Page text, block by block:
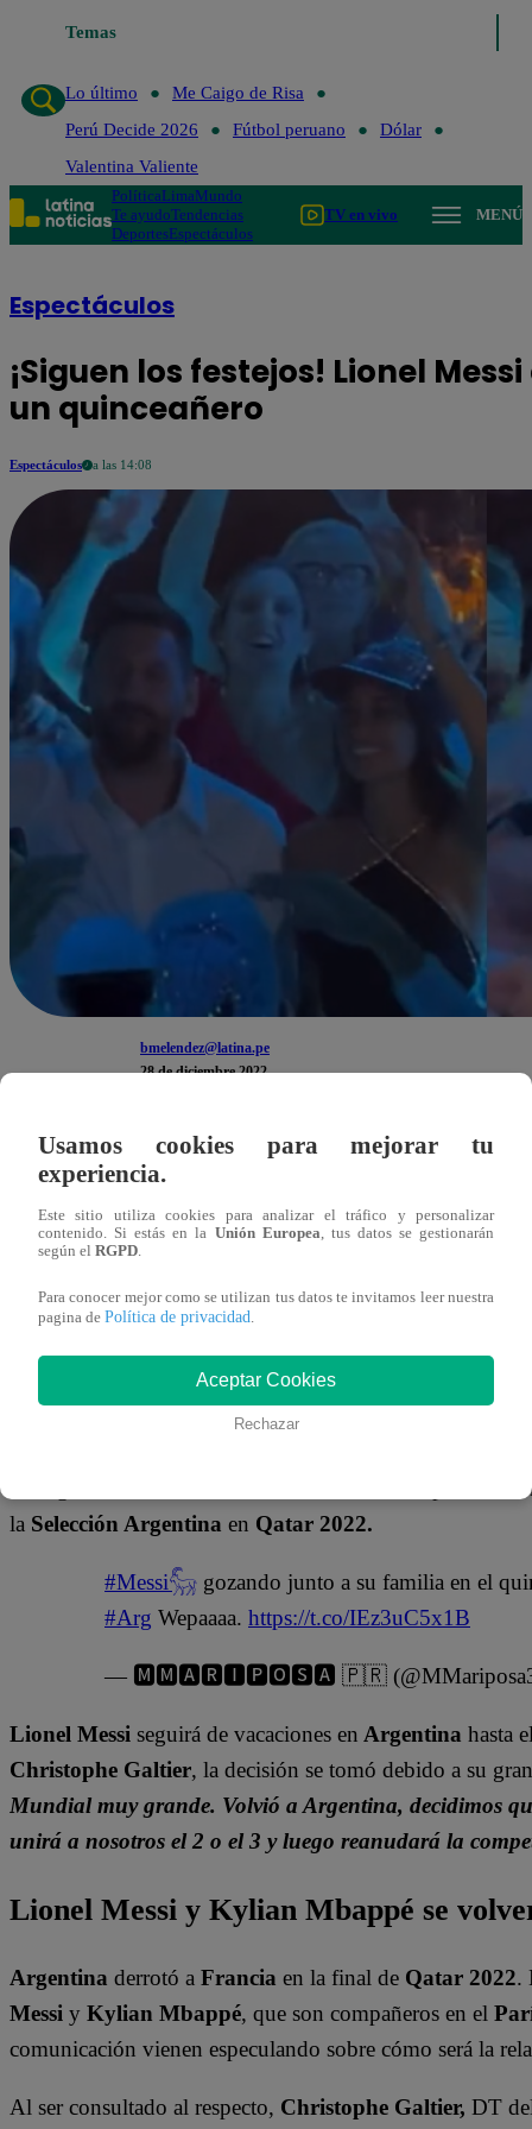
Temas
Lo último
Lo último
Me Caigo de Risa
Perú Decide 2026
Fútbol peruano
Dólar
Valentina Valiente
PolíticaLimaMundo
Te ayudoTendencias
DeportesEspectáculos
TV en vivo MENÚ
Espectáculos
¡Siguen los festejos! Lionel
un quinceañero
Espectáculos a las 14:08
bmelendez@latina.pe
28 de diciembre 2022
Continúan los festejos.Lionel Messi sigue enArgentina
su natal
‘10’ argentino cantando“Muchachos”.
El futbolista acudió al evento acompañado de su esposa,
casi no pudo ingresar porque fue interrumpido por un
estacionado, el jugador delPSGingresó a la fiesta.
El cumpleaños era de su sobrina Mora, hija de su
se le pudo ver
la Selección Argentina en Qatar 2022.
#Messi𓃵 gozando junto a su familia en el
#Arg Wepaaaa. https://t.co/IEz3uC5x1B
— 🅼🅼🅰🆁🅸🅿🅾🆂🅰 🇵🇷
Lionel Messi seguirá de vacaciones en Argentina hasta
Christophe Galtier, la decisión se tomó debido a su
Mundial muy grande. Volvió a Argentina, decidimos
unirá a nosotros el 2 o el 3 y luego reanudará la
Lionel Messi y Kylian Mbappé se
Argentina derrotó a Francia en la final de Qatar 2022.
Messi y Kylian Mbappé, que son compañeros en el
comunicación vienen especulando sobre cómo será la
Al ser consultado al respecto, Christophe Galtier, DT
Usamos cookies para mejorar tu
experiencia.
Este sitio utiliza cookies para analizar el tráfico y personalizar
contenido. Si estás en la Unión Europea, tus datos se gestionarán
según el RGPD.
Para conocer mejor como se utilizan tus datos te invitamos leer nuestra
pagina de Política de privacidad.
Aceptar Cookies
Rechazar